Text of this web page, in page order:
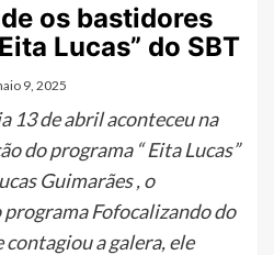
os bastidores
Lucas” do SBT
9, 2025
13 de abril aconteceu na
do programa “ Eita Lucas”
Guimarães , o
Fofocalizando do
contagiou a galera, ele